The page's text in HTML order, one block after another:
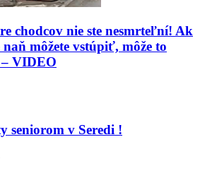
chodcov nie ste nesmrteľní! Ak
naň môžete vstúpiť, môže to
VIDEO
seniorom v Seredi !